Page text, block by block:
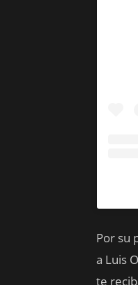
Por su
a Luis
te